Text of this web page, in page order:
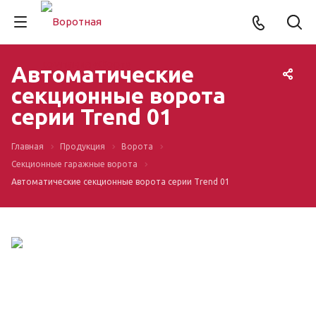
Автоматические
секционные ворота
серии Trend 01
Главная Продукция
Ворота
Секционные гаражные ворота
Автоматические секционные ворота серии Trend 01